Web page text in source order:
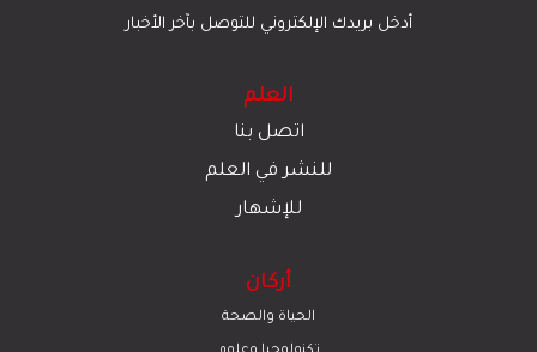
أدخل بريدك الإلكتروني للتوصل بآخر الأخبار
العلم
اتصل بنا
للنشر في العلم
للإشهار
أركان
الحياة والصحة